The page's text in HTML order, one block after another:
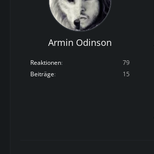
Armin Odinson
Reaktionen
79
Beiträge
15